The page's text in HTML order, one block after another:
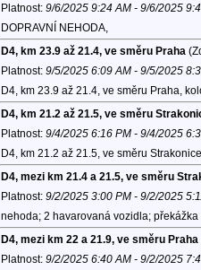
Platnost: 9/6/2025 9:24 AM - 9/6/2025
DOPRAVNÍ NEHODA,
D4, km 23.9 až 21.4, ve směru Praha
Platnost: 9/5/2025 6:09 AM - 9/5/2025
D4, km 23.9 až 21.4, ve směru Praha,
D4, km 21.2 až 21.5, ve směru
Platnost: 9/4/2025 6:16 PM - 9/4/2025
D4, km 21.2 až 21.5, ve směru
D4, mezi km 21.4 a 21.5, ve směru
Platnost: 9/2/2025 3:00 PM - 9/2/2025
nehoda; 2 havarovaná vozidla;
D4, mezi km 22 a 21.9, ve směru Praha
Platnost: 9/2/2025 6:40 AM - 9/2/2025